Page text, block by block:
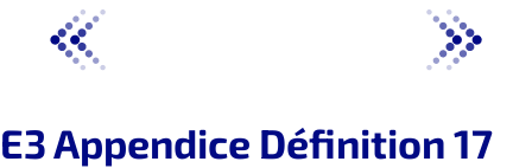
E3 Appendice Définition 17